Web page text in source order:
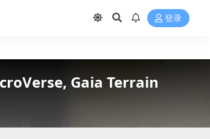
登录
Gaia Terrain